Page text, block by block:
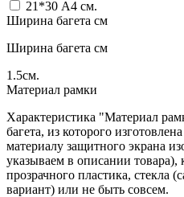
21*30 А4 см.
Ширина багета см
Ширина багета см
1.5см.
Материал рамки
Характеристика "Материал
багета, из которого
материалу защитного экрана
указываем в описании
прозрачного пластика, стекла
вариант) или не быть совсем.